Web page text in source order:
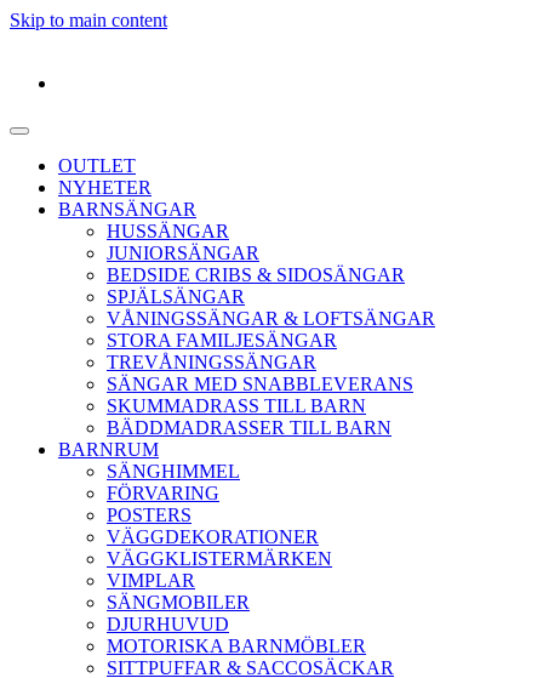
Skip to main content
OUTLET
NYHETER
BARNSÄNGAR
HUSSÄNGAR
JUNIORSÄNGAR
BEDSIDE CRIBS & SIDOSÄNGAR
SPJÄLSÄNGAR
VÅNINGSSÄNGAR & LOFTSÄNGAR
STORA FAMILJESÄNGAR
TREVÅNINGSSÄNGAR
SÄNGAR MED SNABBLEVERANS
SKUMMADRASS TILL BARN
BÄDDMADRASSER TILL BARN
BARNRUM
SÄNGHIMMEL
FÖRVARING
POSTERS
VÄGGDEKORATIONER
VÄGGKLISTERMÄRKEN
VIMPLAR
SÄNGMOBILER
DJURHUVUD
MOTORISKA BARNMÖBLER
SITTPUFFAR & SACCOSÄCKAR